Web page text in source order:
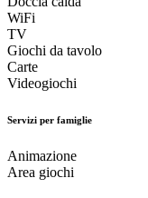
WiFi
TV
Giochi da tavolo
Carte
Videogiochi
Servizi per famiglie
Animazione
Area giochi